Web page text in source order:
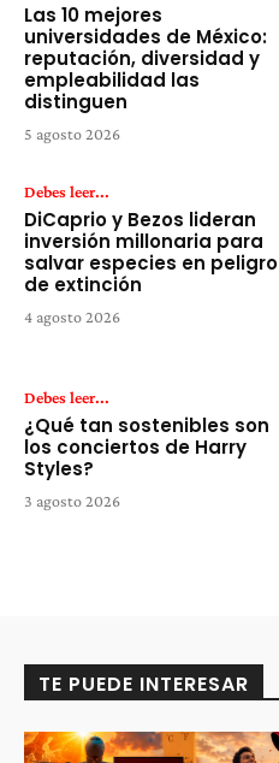
Las 10 mejores
universidades de México:
reputación, diversidad y
empleabilidad las
distinguen
5 agosto 2026
Debes leer...
DiCaprio y Bezos lideran
inversión millonaria para
salvar especies en peligro
de extinción
4 agosto 2026
Debes leer...
¿Qué tan sostenibles son
los conciertos de Harry
Styles?
3 agosto 2026
TE PUEDE INTERESAR